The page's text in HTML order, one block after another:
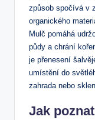
způsob spočívá v
organického
Mulč​ pomáhá
půdy a chrání
je přenesení⁤
umístění do
zahrada nebo
Jak